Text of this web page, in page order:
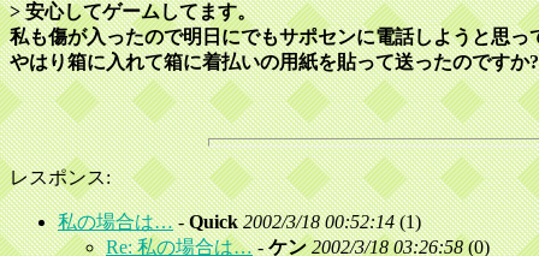
> 安心してゲームしてます。
私も傷が入ったので明日にでもサポセンに電話しようと思
やはり箱に入れて箱に着払いの用紙を貼って送ったのですか?
レスポンス:
私の場合は…-Quick 2002/3/18 00:52:14(1)
Re: 私の場合は…-ケン 2002/3/18 03:26:58(0)